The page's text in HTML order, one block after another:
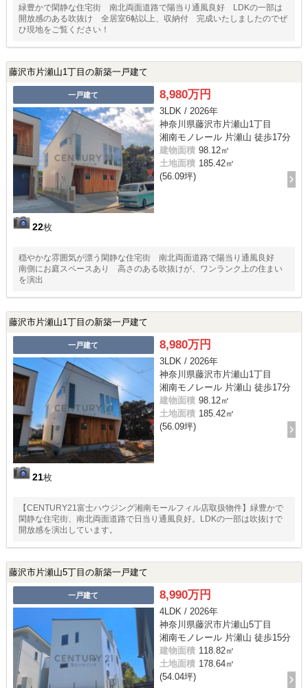
緑豊かで閑静な住宅街 南北両面道路で陽当り通風良好 LDKの一部は
開放感のある吹抜け 全居室6帖以上、収納付 完成いたしましたのでぜ
ひ現地をご覧ください！
藤沢市片瀬山1丁目の新築一戸建て
一戸建て
22枚
8,980万円
3LDK / 2026年
神奈川県藤沢市片瀬山1丁目
湘南モノレール 片瀬山 徒歩17分
建物面積 98.12㎡
土地面積 185.42㎡
(56.09坪)
穏やかな雰囲気が漂う閑静な住宅街 南北両面道路で陽当り通風良好
南側にお庭スペースあり 高さのある吹抜けが、ワンランク上の住まい
を演出
藤沢市片瀬山1丁目の新築一戸建て
一戸建て
21枚
8,980万円
3LDK / 2026年
神奈川県藤沢市片瀬山1丁目
湘南モノレール 片瀬山 徒歩17分
建物面積 98.12㎡
土地面積 185.42㎡
(56.09坪)
【CENTURY21富士ハウジング湘南モールフィル店取扱物件】緑豊かで
閑静な住宅街、南北両面道路で日当り通風良好。LDKの一部は吹抜けで
開放感を演出しています。
藤沢市片瀬山5丁目の新築一戸建て
一戸建て 8,990万円
4LDK / 2026年
神奈川県藤沢市片瀬山5丁目
湘南モノレール 片瀬山 徒歩15分
建物面積 118.82㎡
土地面積 178.64㎡
(54.04坪)